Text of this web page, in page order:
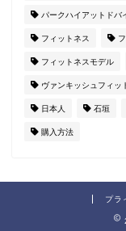
パークハイアットドバ
フィットネス
フィットネスモデル
ヴァンキッシュフィッ
日本人 石垣
購入方法
プラ